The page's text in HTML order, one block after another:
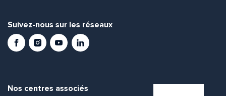
Suivez-nous sur les réseaux
FacebookInstagramYoutubeLinkedIn
Nos centres associés